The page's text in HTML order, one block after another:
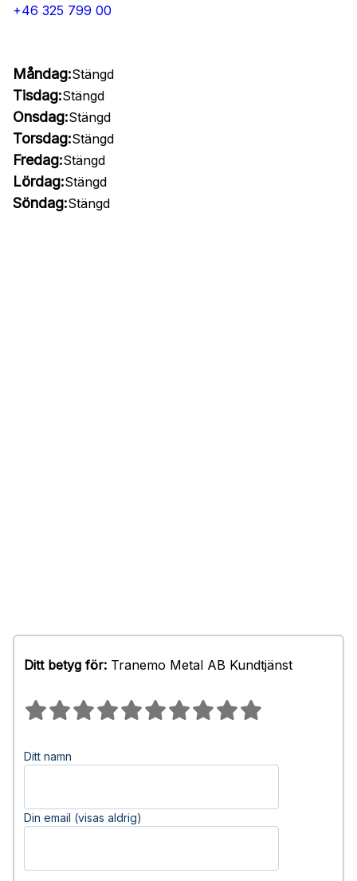
+46 325 799 00
Måndag:Stängd
Tisdag:Stängd
Onsdag:Stängd
Torsdag:Stängd
Fredag:Stängd
Lördag:Stängd
Söndag:Stängd
Ditt betyg för: Tranemo Metal AB Kundtjänst
Ditt namn
Din email (visas aldrig)